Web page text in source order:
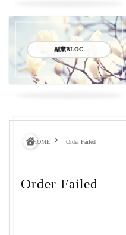
副業BLOG
HOME Order Failed
Order Failed